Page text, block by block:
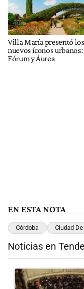
Villa María presentó los
nuevos íconos urbanos:
Fórum y Áurea
EN ESTA NOTA
Córdoba Ciudad
Noticias en
Un artículo de